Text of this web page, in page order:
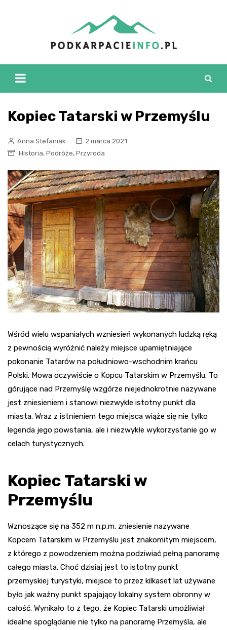
Kopiec Tatarski w Przemyślu
Anna Stefaniak
2 marca 2021
Historia, Podróże, Przyroda
Wśród wielu wspaniałych wzniesień wykonanych ludzką ręką
z pewnością wyróżnić należy miejsce upamiętniające
pokonanie Tatarów na południowo-wschodnim krańcu
Polski. Mowa oczywiście o Kopcu Tatarskim w Przemyślu. To
górujące nad Przemyślę wzgórze niejednokrotnie nazywane
jest zniesieniem i stanowi niezwykle istotny punkt dla
miasta. Wraz z istnieniem tego miejsca wiąże się nie tylko
legenda jego powstania, ale i niezwykłe wykorzystanie go w
celach turystycznych.
Kopiec Tatarski w
Przemyślu
Wznoszące się na 352 m n.p.m. zniesienie nazywane
Kopcem Tatarskim w Przemyślu jest znakomitym miejscem,
z którego z powodzeniem można podziwiać pełną panoramę
całego miasta. Choć dzisiaj jest to istotny punkt
przemyskiej turystyki, miejsce to przez kilkaset lat używane
było jak ważny punkt spajający lokalny system obronny w
całość. Wynikało to z tego, że Kopiec Tatarski umożliwiał
idealne spoglądanie nie tylko na panoramę Przemyśla, ale